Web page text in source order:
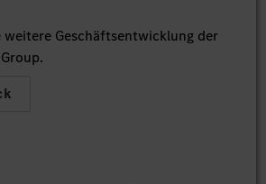
Geschäftsentwicklung der